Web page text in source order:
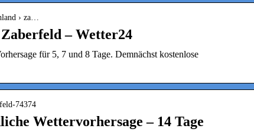
› za…
– Wetter24
für 5, 7 und 8 Tage. Demnächst kostenlose
74374
Wettervorhersage – 14 Tage